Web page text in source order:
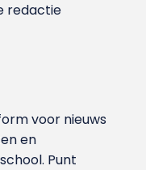
redactie
voor nieuws
en
Punt